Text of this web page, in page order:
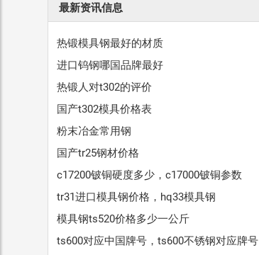
最新资讯信息
热锻模具钢最好的材质
进口钨钢哪国品牌最好
热锻人对t302的评价
国产t302模具价格表
粉末冶金常用钢
国产tr25钢材价格
c17200铍铜硬度多少，c17000铍铜参数
tr31进口模具钢价格，hq33模具钢
模具钢ts520价格多少一公斤
ts600对应中国牌号，ts600不锈钢对应牌号